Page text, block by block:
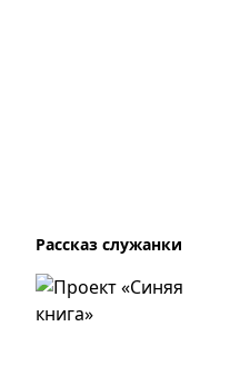
Рассказ служанки